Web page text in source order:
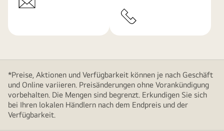
*Preise, Aktionen und Verfügbarkeit können je nach Geschäft
und Online variieren. Preisänderungen ohne Vorankündigung
vorbehalten. Die Mengen sind begrenzt. Erkundigen Sie sich
bei Ihren lokalen Händlern nach dem Endpreis und der
Verfügbarkeit.